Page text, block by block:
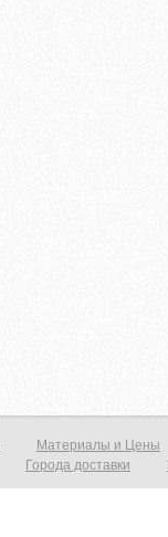
Материалы и Цены
Города доставки